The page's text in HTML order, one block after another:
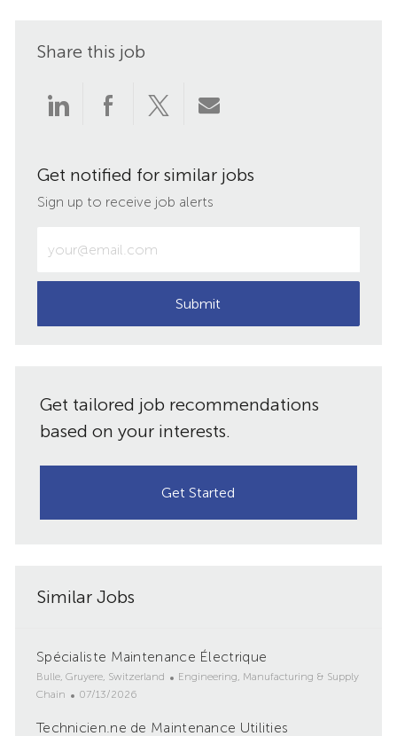
Share this job
Share
LinkedIn
Share
Facebook
Share
twitter
Share
email
Get notified for similar jobs
Sign up to receive job alerts
Email
address
Submit
Get tailored job recommendations
based on your interests.
Get Started
Similar Jobs
Spécialiste Maintenance Électrique
L
o
Bulle, Gruyere, Switzerland
C
e
Engineering, Manufacturing & Supply
Chain
P
s
07/13/2026
Technicien.ne de Maintenance Utilities